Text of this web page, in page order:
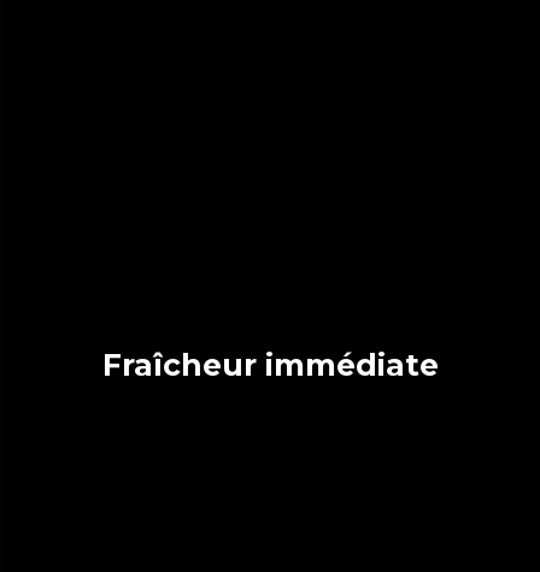
Fraîcheur immédiate